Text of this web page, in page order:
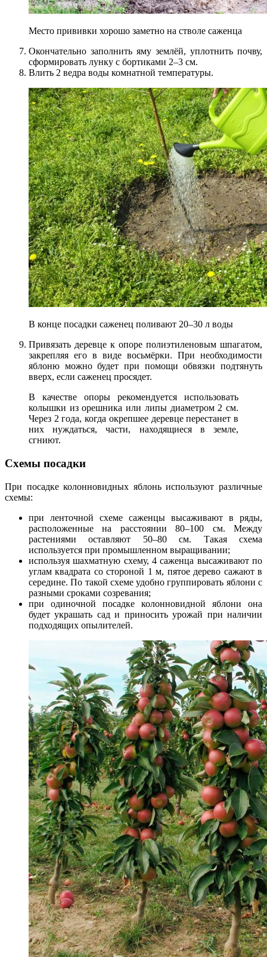
Место прививки хорошо заметно на стволе саженца
Окончательно заполнить яму землёй, уплотнить почву,
сформировать лунку с бортиками 2–3 см.
Влить 2 ведра воды комнатной температуры.
В конце посадки саженец поливают 20–30 л воды
Привязать деревце к опоре полиэтиленовым шпагатом,
закрепляя его в виде восьмёрки. При необходимости
яблоню можно будет при помощи обвязки подтянуть
вверх, если саженец просядет.
В качестве опоры рекомендуется использовать
колышки из орешника или липы диаметром 2 см.
Через 2 года, когда окрепшее деревце перестанет в
них нуждаться, части, находящиеся в земле,
сгниют.
Схемы посадки
При посадке колонновидных яблонь используют различные
схемы:
при ленточной схеме саженцы высаживают в ряды,
расположенные на расстоянии 80–100 см. Между
растениями оставляют 50–80 см. Такая схема
используется при промышленном выращивании;
используя шахматную схему, 4 саженца высаживают по
углам квадрата со стороной 1 м, пятое дерево сажают в
середине. По такой схеме удобно группировать яблони с
разными сроками созревания;
при одиночной посадке колонновидной яблони она
будет украшать сад и приносить урожай при наличии
подходящих опылителей.